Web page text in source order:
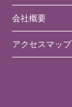
会社概要
アクセスマップ